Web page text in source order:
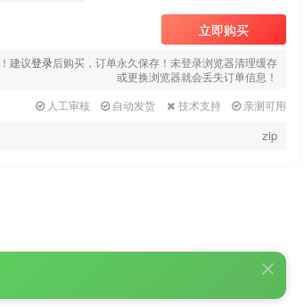
立即购买
！建议登录后购买，订单永久保存！未登录浏览器清理缓存
或更换浏览器就会丢失订单信息！
人工审核
自动发货 技术支持 亲测可用
zip